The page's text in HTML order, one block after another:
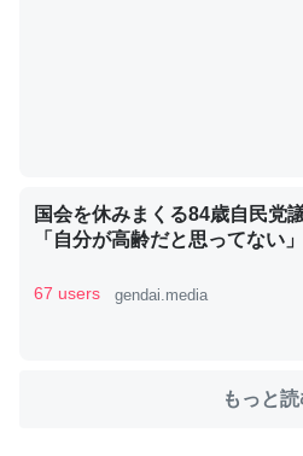
ウチもEchoを実家に置いて４年
ちぼちRingも置こうかと画策中
位置情報を共有してる。電池残
ちょうど同じ理由でEcho Show
り時間を日数にすると1週間とか
国会を休みまくる84歳自民党
「自分が高齢だと思ってない」
67 users gendai.media
もっと